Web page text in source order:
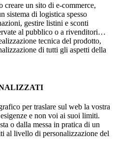
creare un sito di e-commerce,
sistema di logistica spesso
gestire listini e sconti
al pubblico o a rivenditori…
tecnica del prodotto,
di tutti gli aspetti della
per traslare sul web la vostra
e non voi ai suoi limiti.
o dalla messa in pratica di un
al livello di personalizzazione del